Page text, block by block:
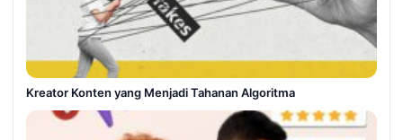
Kreator Konten yang Menjadi Tahanan Algoritma